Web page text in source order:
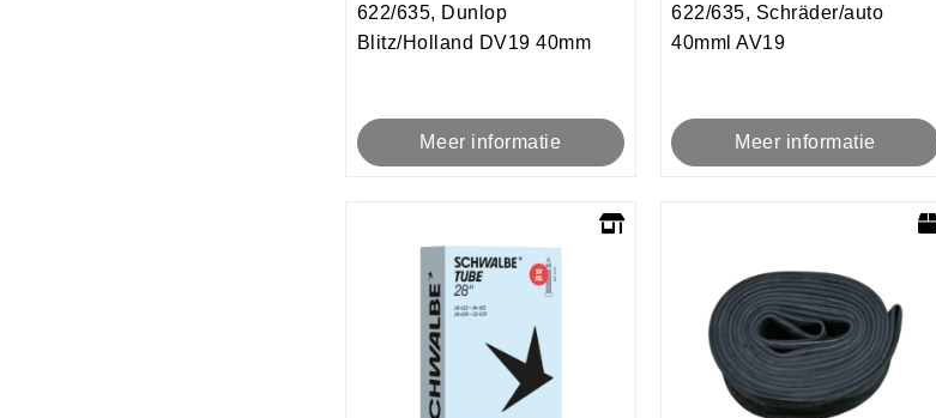
622/635, Dunlop
Blitz/Holland DV19 40mm
Meer informatie
622/635, Schräder/auto
40mml AV19
Meer informatie